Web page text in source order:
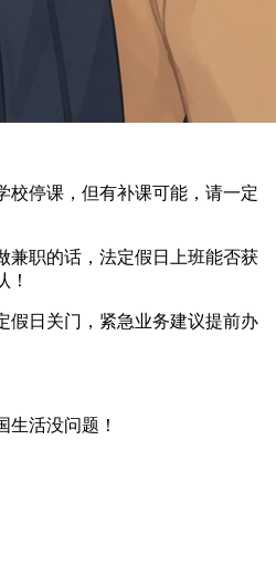
校停课，但有补课可能，请一定
兼职的话，法定假日上班能否获
！
假日关门，紧急业务建议提前办
活没问题！